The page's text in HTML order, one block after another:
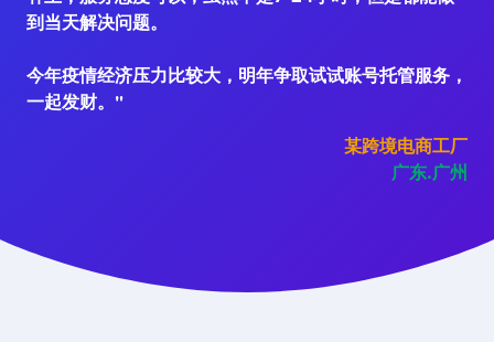
到当天解决问题。
今年疫情经济压力比较大，明年争取试试账号托管服务，
一起发财。"
某跨境电商工厂
广东.广州